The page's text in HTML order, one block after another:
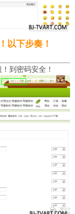
以下步奏！
到密码安全！